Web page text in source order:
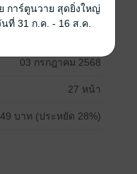
03 กรกฎาคม 2568
27 หน้า
49 บาท (ประหยัด 28%)
การ์ตูนวาย สุดยิ่งใหญ่
ที่ 31 ก.ค. - 16 ส.ค.